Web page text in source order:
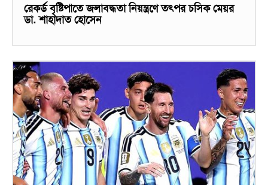
রেকর্ড বৃষ্টিপাতে জলাবদ্ধতা নিয়ন্ত্রণে তৎপর চসিক মেয়র
ডা. শাহাদাত হোসেন